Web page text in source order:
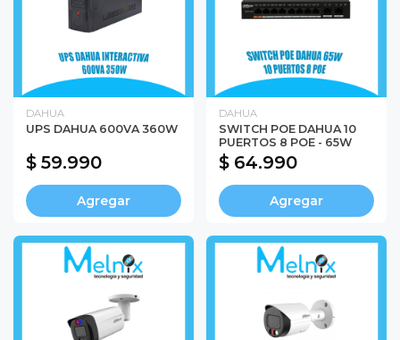
DAHUA
UPS DAHUA 600VA 360W
$ 59.990
Agregar
DAHUA
SWITCH POE DAHUA 10
PUERTOS 8 POE - 65W
$ 64.990
Agregar